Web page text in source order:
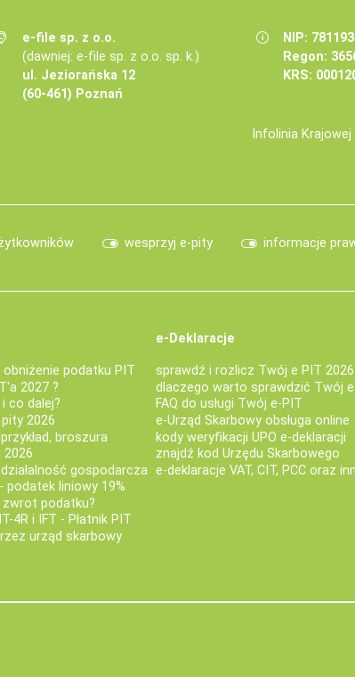
e-file sp. z o.o.
(dawniej: e-file sp. z o.o. sp. k.)
ul. Jeziorańska 12
(60-461) Poznań
NIP:
Regon:
KRS:
Infolinia
wesprzyj e-pity informacje
podatku PIT
2027 ?
co dalej?
2026
broszura
2026
gospodarcza
podatek liniowy 19%
podatku?
4R i IFT - Płatnik PIT
urząd skarbowy
e-Deklaracje
sprawdź i rozlicz Twój e PIT 2026
dlaczego warto sprawdzić Twój
FAQ do usługi Twój e-PIT
e-Urząd Skarbowy obsługa online
kody weryfikacji UPO e-deklaracji
znajdź kod Urzędu Skarbowego
e-deklaracje VAT, CIT, PCC oraz